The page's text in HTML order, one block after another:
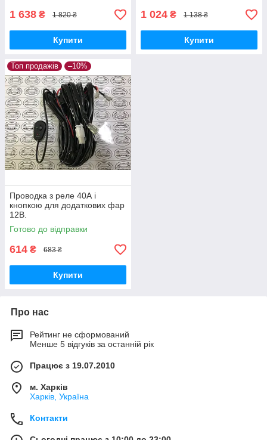
1 638 ₴ 1 820 ₴
Купити
1 024 ₴ 1 138 ₴
Купити
Топ продажів –10%
Проводка з реле 40А і
кнопкою для додаткових фар
12В.
Готово до відправки
614 ₴ 683 ₴
Купити
Про нас
Рейтинг не сформований
Менше 5 відгуків за останній рік
Працює з 19.07.2010
м. Харків
Харків, Україна
Контакти